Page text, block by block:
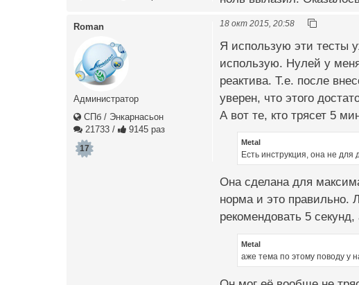
Roman
Администратор
СПб / Энкарнасьон
21733 / 9145 раз
17
18 окт 2015, 20:58
Я использую эти тесты
использую. Нулей у
реактива. Т.е. после
уверен, что этого
А вот те, кто трясет 5
Metal
Есть инструкция, она не для
Она сделана для
норма и это правильно.
рекомендовать 5
Metal
аже тема по этому поводу у